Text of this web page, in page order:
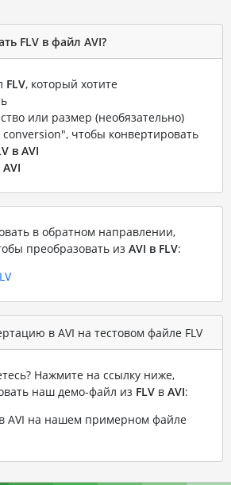
FLV в файл AVI?
FLV, который хотите
или размер (необязательно)
чтобы конвертировать
в AVI
AVI
в обратном направлении,
преобразовать из AVI в FLV:
в AVI на тестовом файле FLV
Нажмите на ссылку ниже,
наш демо-файл из FLVв AVI:
AVI на нашем примерном файле